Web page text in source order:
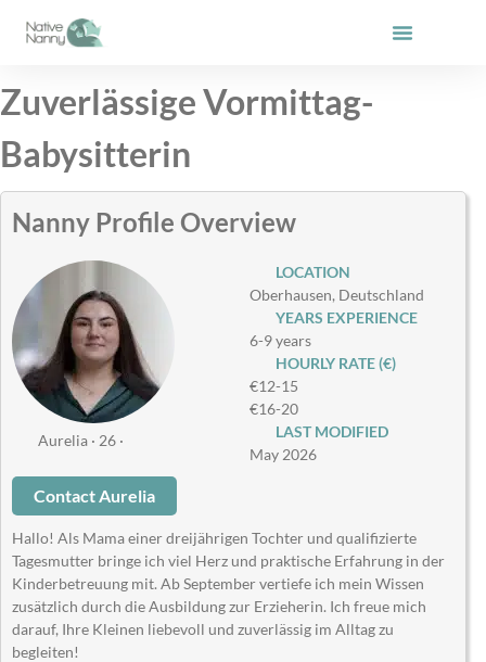
Zuverlässige Vormittag-
Babysitterin
Nanny Profile Overview
Aurelia · 26 ·
LOCATION
Oberhausen, Deutschland
YEARS EXPERIENCE
6-9 years
HOURLY RATE (€)
€12-15
€16-20
LAST MODIFIED
May 2026
Contact Aurelia
Hallo! Als Mama einer dreijährigen Tochter und qualifizierte
Tagesmutter bringe ich viel Herz und praktische Erfahrung in der
Kinderbetreuung mit. Ab September vertiefe ich mein Wissen
zusätzlich durch die Ausbildung zur Erzieherin. Ich freue mich
darauf, Ihre Kleinen liebevoll und zuverlässig im Alltag zu
begleiten!